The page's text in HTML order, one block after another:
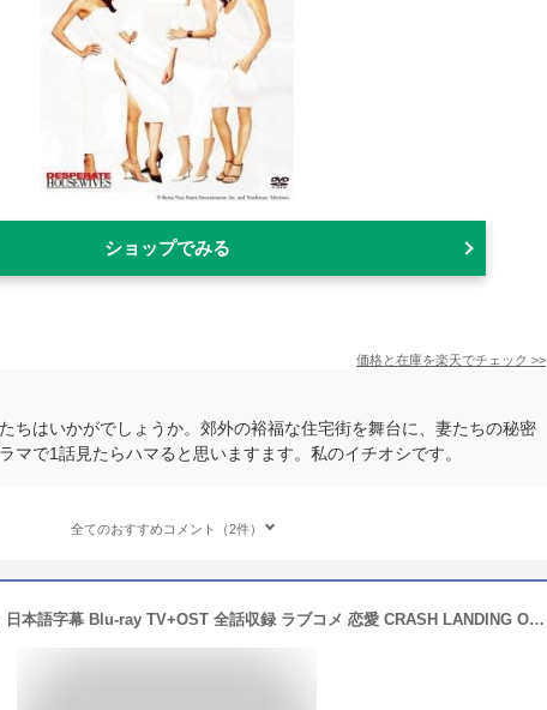
ショップでみる
価格と在庫を楽天でチェック >>
ちはいかがでしょうか。郊外の裕福な住宅街を舞台に、妻たちの秘密
マで1話見たらハマると思いますます。私のイチオシです。
全てのおすすめコメント（2件）
韓国ドラマ「愛の不時着」日本語字幕 Blu-ray TV+OST 全話収録 ラブコメ 恋愛 CRASH LANDING ON YOU